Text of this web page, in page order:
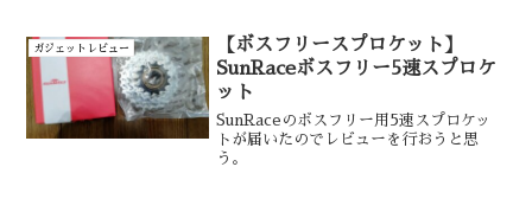
ガジェットレビュー
【ボスフリースプロケット】
SunRaceボスフリー5速スプロケ
ット
SunRaceのボスフリー用5速スプロケッ
トが届いたのでレビューを行おうと思
う。